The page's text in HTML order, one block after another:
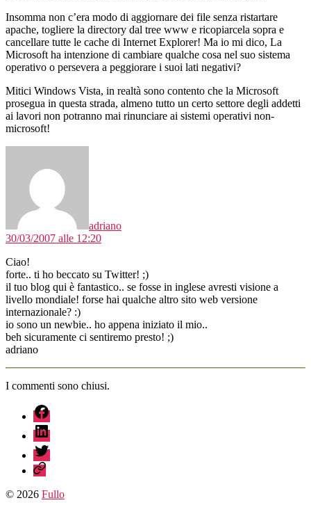
Insomma non c’era modo di aggiornare dei file senza ristartare
apache, togliere la directory dal tree www e ricopiarcela sopra e
cancellare tutte le cache di Internet Explorer! Ma io mi dico, La
Microsoft ha intenzione di cambiare qualche cosa nel suo sistema
operativo o persevera a peggiorare i suoi lati negativi?
Mitici Windows Vista, in realtà sono contento che la Microsoft
prosegua in questa strada, almeno tutto un certo settore degli addetti
ai lavori non potranno mai rinunciare ai sistemi operativi non-
microsoft!
adriano
30/03/2007 alle 12:20
Ciao!
forte.. ti ho beccato su Twitter! ;)
il tuo blog qui è fantastico.. se fosse in inglese avresti visione a
livello mondiale! forse hai qualche altro sito web versione
internazionale? :)
io sono un newbie.. ho appena iniziato il mio..
beh sicuramente ci sentiremo presto! ;)
adriano
I commenti sono chiusi.
fb
linkedin
twitter
sessionize
© 2026 Fullo